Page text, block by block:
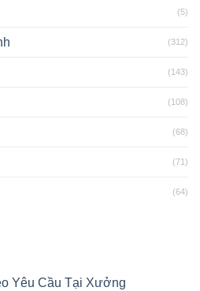
(5)
(312)
(143)
(108)
(68)
(71)
(64)
Yêu Cầu Tại Xưởng